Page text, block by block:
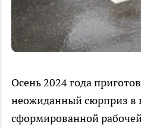
Осень 2024 года
неожиданный сюрприз в
сформированной